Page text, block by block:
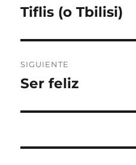
de
Entrada
Tiflis (o Tbilisi)
SIGUIENTE
Entrada
Ser feliz